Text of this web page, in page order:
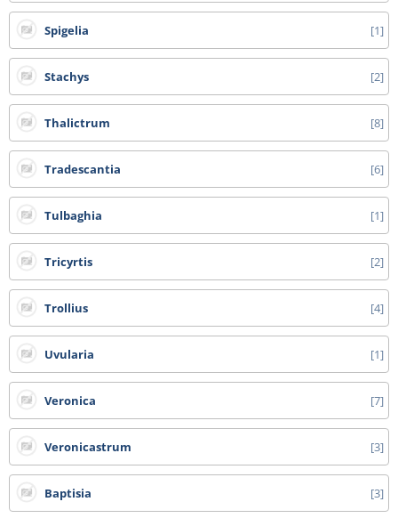
Spigelia 1
Stachys 2
Thalictrum 8
Tradescantia 6
Tulbaghia 1
Tricyrtis 2
Trollius 4
Uvularia 1
Veronica 7
Veronicastrum 3
Baptisia 3